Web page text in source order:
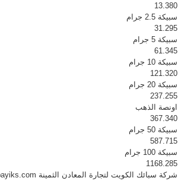
13.380
سبيكة 2.5 جرام
31.295
سبيكة 5 جرام
61.345
سبيكة 10 جرام
121.320
سبيكة 20 جرام
237.255
اونصة الذهب
367.340
سبيكة 50 جرام
587.715
سبيكة 100 جرام
1168.285
شركة سبائك الكويت لتجارة المعادن الثمينة www.sabayiks.com